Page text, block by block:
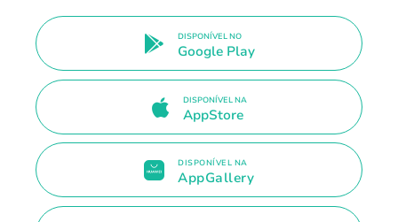
DISPONÍVEL NO
Google Play
DISPONÍVEL NA
AppStore
DISPONÍVEL NA
AppGallery